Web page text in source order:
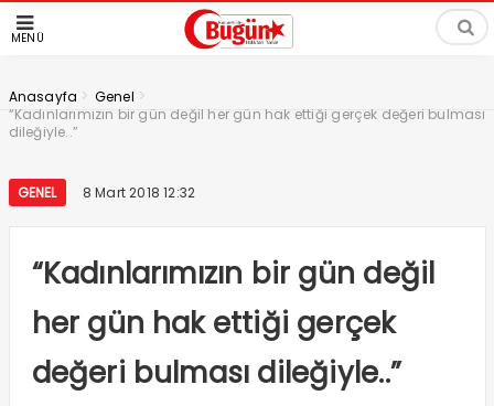
MENÜ
Anasayfa > Genel >
“Kadınlarımızın bir gün değil her gün hak ettiği gerçek değeri bulması
dileğiyle..”
GENEL 8 Mart 2018 12:32
“Kadınlarımızın bir gün değil
her gün hak ettiği gerçek
değeri bulması dileğiyle..”